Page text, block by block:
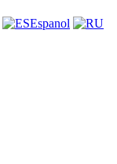
Espanol